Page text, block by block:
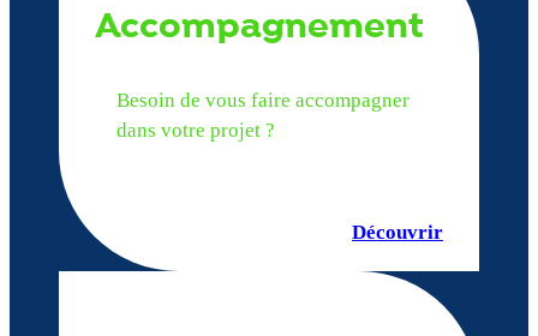
Accompagnement
Besoin de vous faire accompagner
dans votre projet ?
Découvrir